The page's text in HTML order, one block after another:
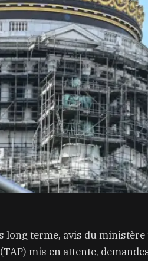
long terme, avis du
mis en attente,